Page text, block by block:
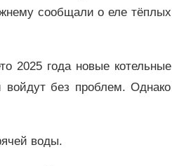
сообщали о еле тёплых
2025 года новые котельные
войдут без проблем. Однако
воды.